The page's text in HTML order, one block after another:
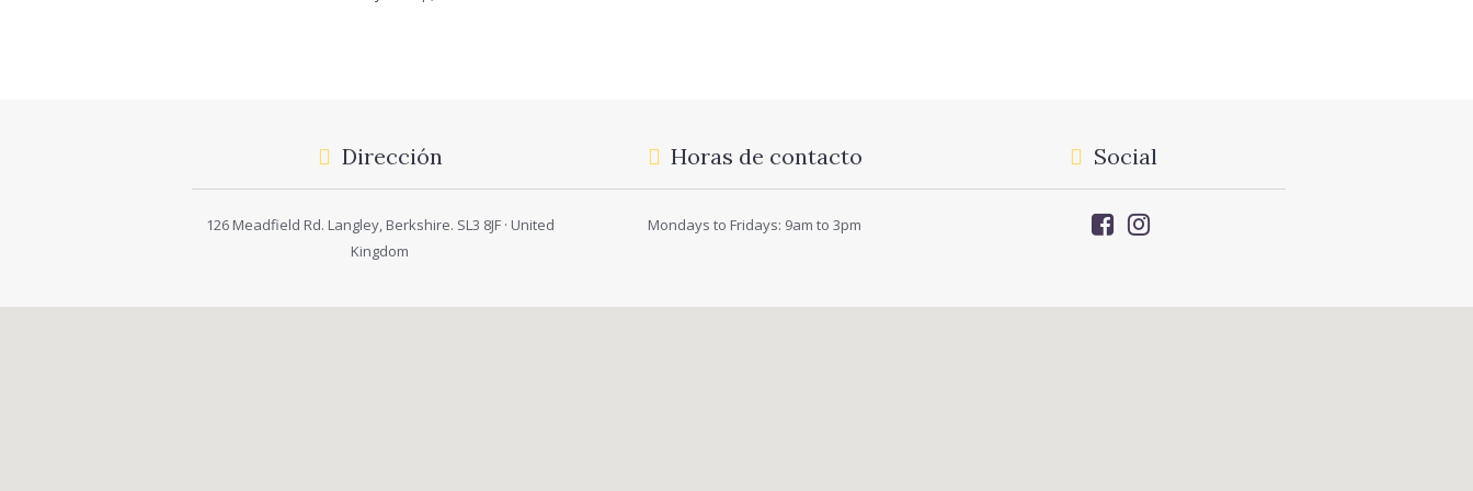
Dirección
126 Meadfield Rd. Langley, Berkshire. SL3 8JF · United
Kingdom
Horas de contacto
Mondays to Fridays: 9am to 3pm
Social